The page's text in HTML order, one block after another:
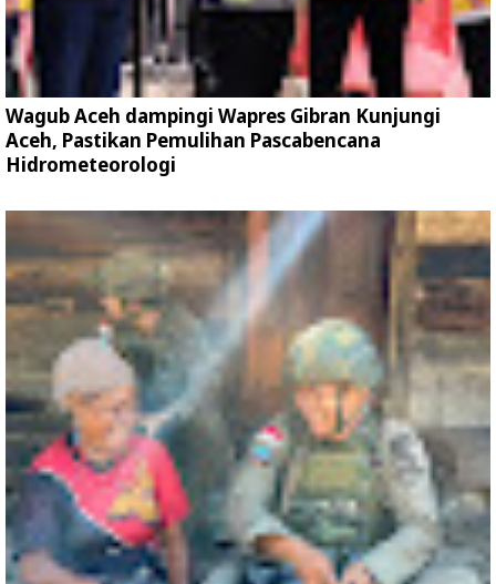
Wagub Aceh dampingi Wapres Gibran Kunjungi
Aceh, Pastikan Pemulihan Pascabencana
Hidrometeorologi